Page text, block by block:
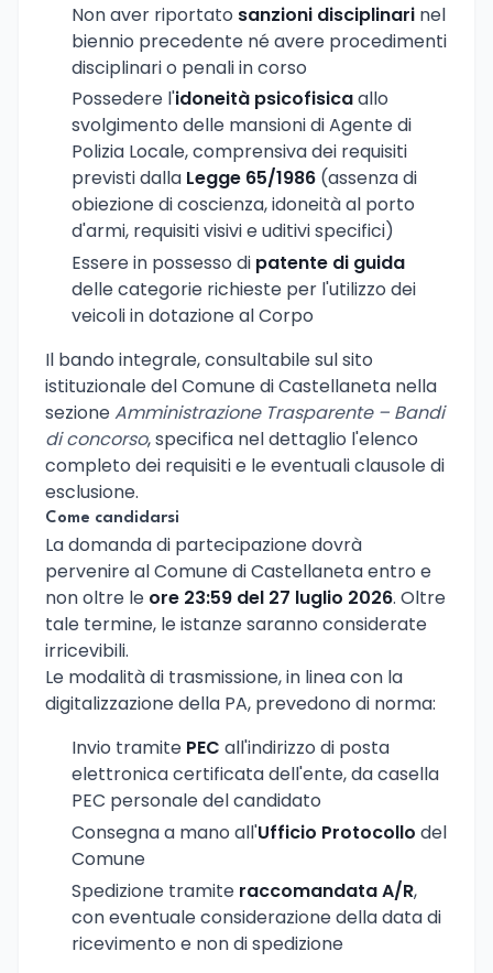
Non aver riportato sanzioni disciplinari nel
biennio precedente né avere procedimenti
disciplinari o penali in corso
Possedere l'idoneità psicofisicaallo
svolgimento delle mansioni di Agente di
Polizia Locale, comprensiva dei requisiti
previsti dalla Legge 65/1986 (assenza di
obiezione di coscienza, idoneità al porto
d'armi, requisiti visivi e uditivi specifici)
Essere in possesso di patente di guida
delle categorie richieste per l'utilizzo dei
veicoli in dotazione al Corpo
Il bando integrale, consultabile sul sito
istituzionale del Comune di Castellaneta nella
sezioneAmministrazione Trasparente – Bandi
di concorso, specifica nel dettaglio l'elenco
completo dei requisiti e le eventuali clausole di
esclusione.
Come candidarsi
La domanda di partecipazione dovrà
pervenire al Comune di Castellaneta entro e
non oltre le ore 23:59 del 27 luglio 2026. Oltre
tale termine, le istanze saranno considerate
irricevibili.
Le modalità di trasmissione, in linea con la
digitalizzazione della PA, prevedono di norma:
Invio tramite PEC all'indirizzo di posta
elettronica certificata dell'ente, da casella
PEC personale del candidato
Consegna a mano all'Ufficio Protocollo del
Comune
Spedizione tramite raccomandata A/R,
con eventuale considerazione della data di
ricevimento e non di spedizione